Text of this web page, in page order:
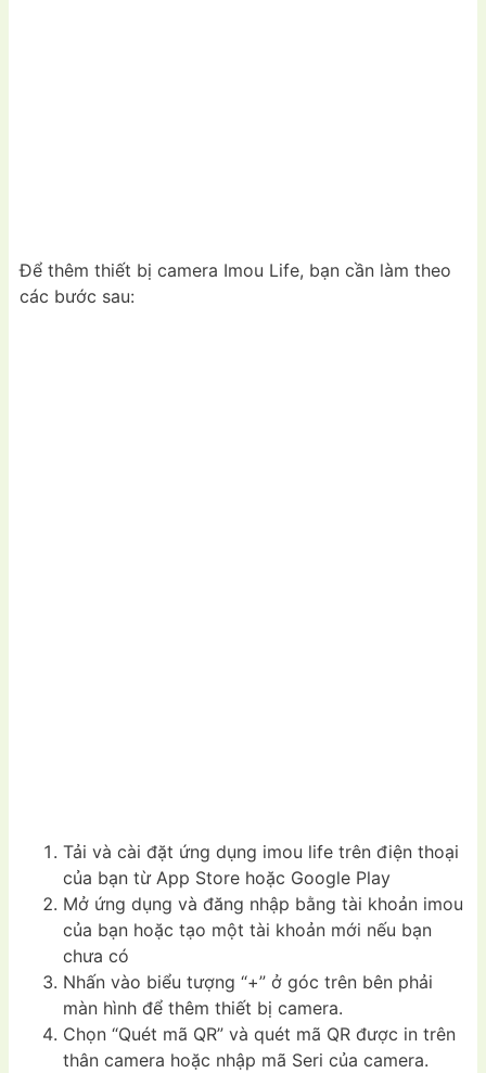
Để thêm thiết bị camera Imou Life, bạn cần làm theo
các bước sau:
Tải và cài đặt ứng dụng imou life trên điện thoại
của bạn từ App Store hoặc Google Play
Mở ứng dụng và đăng nhập bằng tài khoản imou
của bạn hoặc tạo một tài khoản mới nếu bạn
chưa có
Nhấn vào biểu tượng “+” ở góc trên bên phải
màn hình để thêm thiết bị camera.
Chọn “Quét mã QR” và quét mã QR được in trên
thân camera hoặc nhập mã Seri của camera.